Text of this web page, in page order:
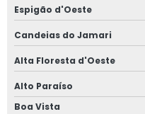
Espigão d'Oeste
Candeias do Jamari
Alta Floresta d'Oeste
Alto Paraíso
Boa Vista